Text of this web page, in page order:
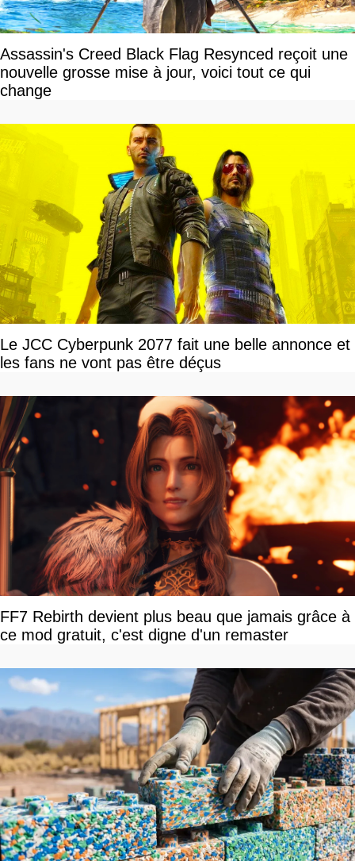
Assassin's Creed Black Flag Resynced reçoit une
nouvelle grosse mise à jour, voici tout ce qui
change
Le JCC Cyberpunk 2077 fait une belle annonce et
les fans ne vont pas être déçus
FF7 Rebirth devient plus beau que jamais grâce à
ce mod gratuit, c'est digne d'un remaster